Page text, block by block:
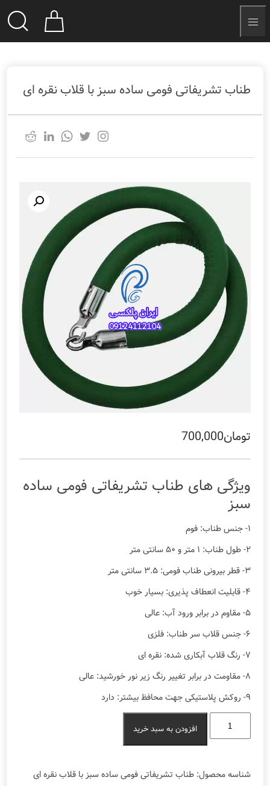
طناب تشریفاتی فومی ساده سبز با قلاب نقره ای
تومان700,000
ویژگی های طناب تشریفاتی فومی ساده
سبز
۱- جنس طناب: فوم
۲- طول طناب: ۱ متر و ۵۰ سانتی متر
۳- قطر بیرونی طناب فومی: ۳.۵ سانتی متر
۴- قابلیت انعطاف پذیری: بسیار خوب
۵- مقاوم در برابر ورود آب: عالی
۶- جنس قلاب سر طناب: فلزی
۷- رنگ قلاب آبکاری شده: نقره ای
۸- مقاومت در برابر تغییر رنگ زیر نور خورشید: عالی
۹- روکش پلاستیکی جهت محافظ بیشتر: دارد
تشریفاتی
فومی
با
افزودن به سبد خرید
شناسه محصول:طناب تشریفاتی فومی ساده سبز با قلاب نقره ای